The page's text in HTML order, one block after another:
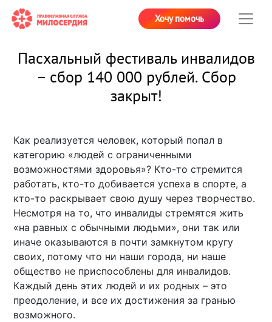
Хочу помочь
Пасхальный фестиваль инвалидов
– сбор 140 000 рублей. Сбор
закрыт!
Как реализуется человек, который попал в
категорию «людей с ограниченными
возможностями здоровья»? Кто-то стремится
работать, кто-то добивается успеха в спорте, а
кто-то раскрывает свою душу через творчество.
Несмотря на то, что инвалиды стремятся жить
«на равных с обычными людьми», они так или
иначе оказываются в почти замкнутом кругу
своих, потому что ни наши города, ни наше
общество не приспособлены для инвалидов.
Каждый день этих людей и их родных – это
преодоление, и все их достижения за гранью
возможного.